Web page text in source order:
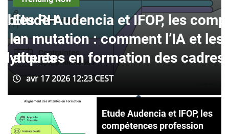
RH
la
Etude Audencia et IFOP, les
en mutation : comment l’IA et
attentes en formation des cadres
avr 17 2026 12:23 CEST
Etude Audencia et IFOP, les
compétences profession